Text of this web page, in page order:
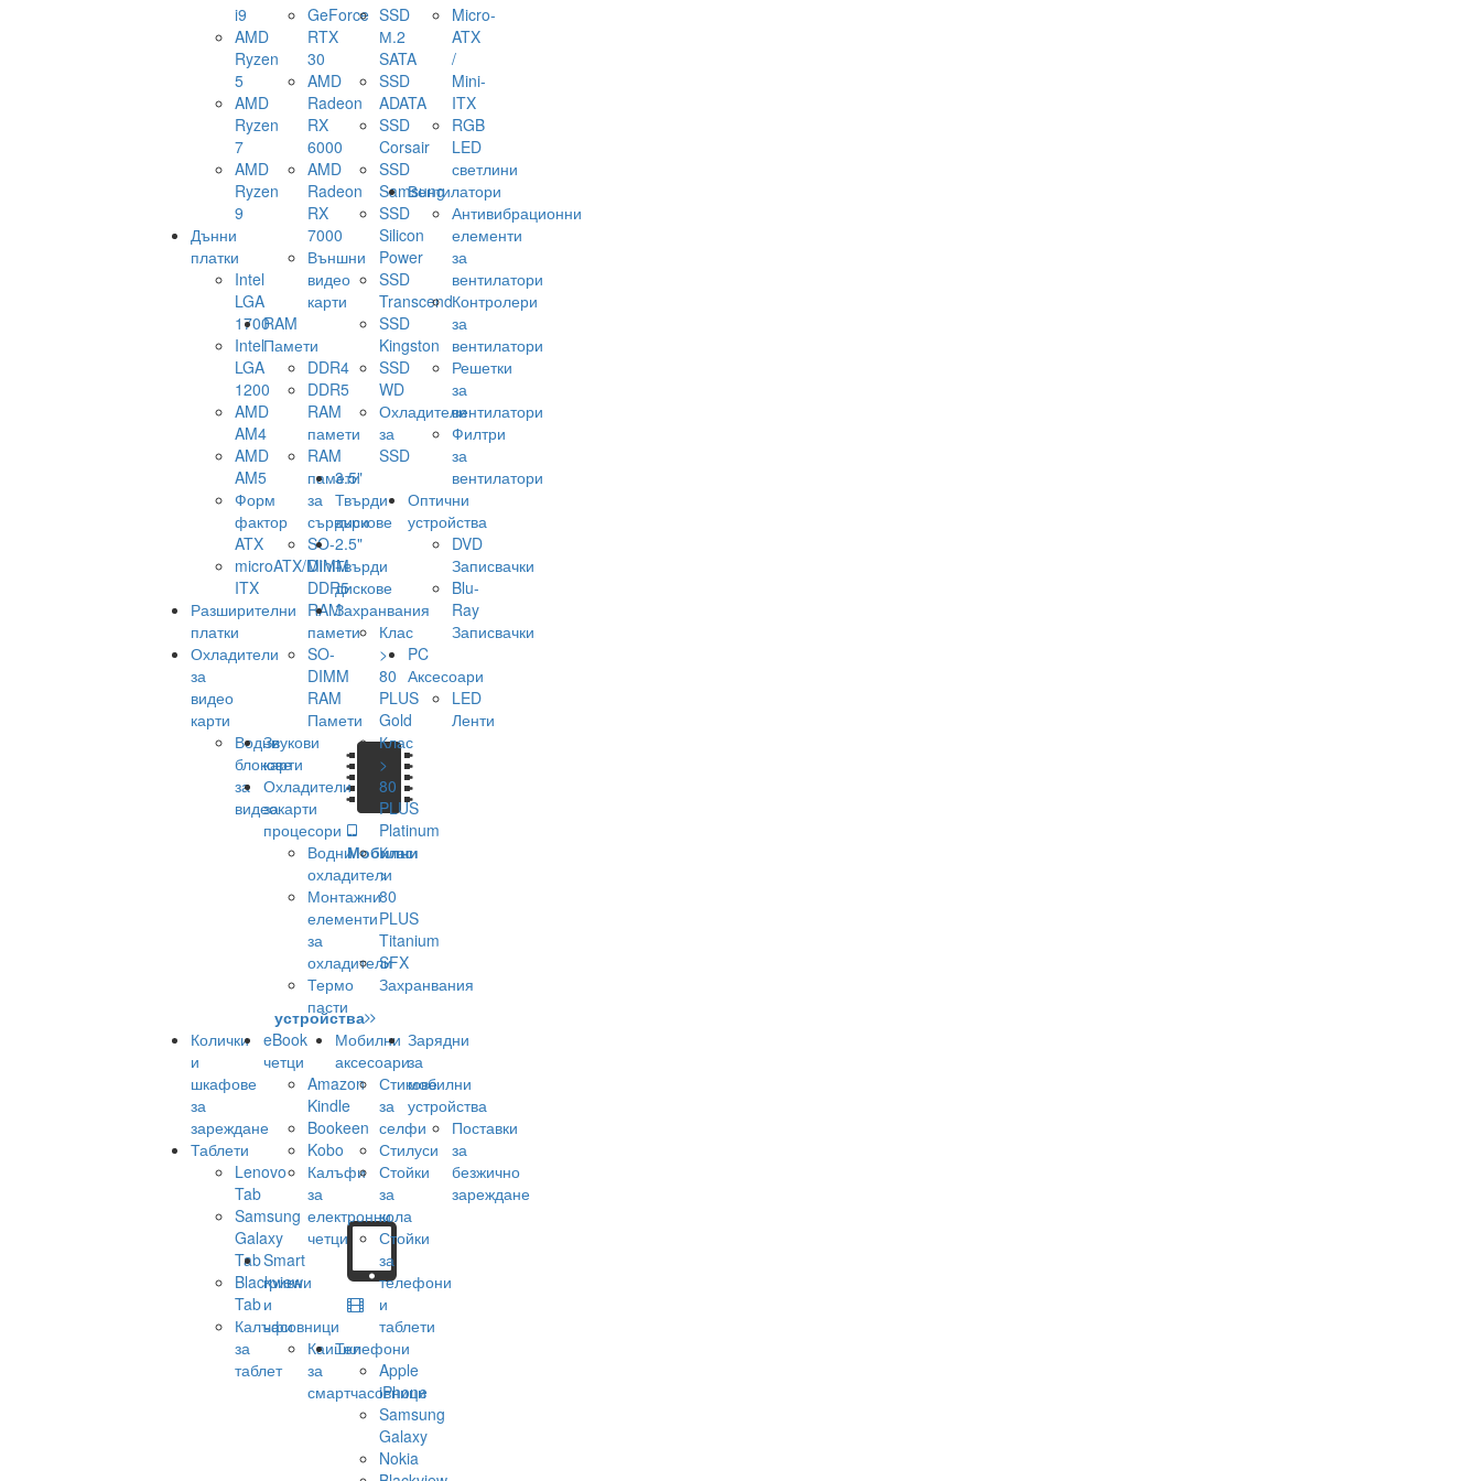
i9
AMD
Ryzen
5
AMD
Ryzen
7
AMD
Ryzen
9
Дънни
платки
Intel
LGA
1700
Intel
LGA
1200
AMD
AM4
AMD
AM5
Форм
фактор
ATX
microATX/Mini-
ITX
Разширителни
платки
Охладители
за
видео
карти
Водни
блокове
за
видеокарти
GeForce
RTX
30
AMD
Radeon
RX
6000
AMD
Radeon
RX
7000
Външни
видео
карти
RAM
Памети
DDR4
DDR5
RAM
памети
RAM
памети
за
сървъри
SO-
DIMM
DDR5
RAM
памети
SO-
DIMM
RAM
Памети
Звукови
карти
Охладители
за
процесори
Водни
охладители
Монтажни
елементи
за
охладители
Термо
пасти
SSD
М.2
SATA
SSD
ADATA
SSD
Corsair
SSD
Samsung
SSD
Silicon
Power
SSD
Transcend
SSD
Kingston
SSD
WD
Охладители
за
SSD
3.5"
Твърди
дискове
2.5"
Твърди
дискове
Захранвания
Клас
>
80
PLUS
Gold
Клас
>
80
PLUS
Platinum
Клас
>
80
PLUS
Titanium
SFX
Захранвания
Micro-
ATX
/
Mini-
ITX
RGB
LED
светлини
Вентилатори
Антивибрационни
елементи
за
вентилатори
Контролери
за
вентилатори
Решетки
за
вентилатори
Филтри
за
вентилатори
Оптични
устройства
DVD
Записвачки
Blu-
Ray
Записвачки
PC
Аксесоари
LED
Ленти
Мобилни
устройства
Колички
и
шкафове
за
зареждане
Таблети
Lenovo
Tab
Samsung
Galaxy
Tab
Blackview
Tab
Калъфи
за
таблет
eBook
четци
Amazon
Kindle
Bookeen
Kobo
Калъфи
за
електронни
четци
Smart
гривни
и
часовници
Каишки
за
смартчасовници
Мобилни
аксесоари
Стикове
за
селфи
Стилуси
Стойки
за
кола
Стойки
за
телефони
и
таблети
Телефони
Apple
iPhone
Samsung
Galaxy
Nokia
Зарядни
за
мобилни
устройства
Поставки
за
безжично
зареждане